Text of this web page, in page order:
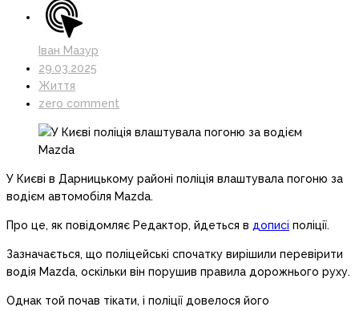
Іван Мазур
29.03.2025
Життя
zero comment
У Києві в Дарницькому районі поліція влаштувала погоню за
водієм автомобіля Mazda.
Про це, як повідомляє Редактор, йдеться в дописі поліції.
Зазначається, що поліцейські спочатку вирішили перевірити
водія Mazda, оскільки він порушив правила дорожнього руху.
Однак той почав тікати, і поліції довелося його